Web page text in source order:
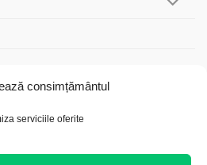
consimțământul
serviciile oferite